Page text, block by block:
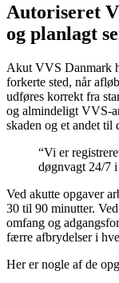
Autoriseret
og planlagt
Akut VVS Danmark
forkerte sted, når
udføres korrekt fra
og almindeligt VVS-
skaden og et andet til
“Vi er
døgnvagt 24/7
Ved akutte opgaver
30 til 90 minutter.
omfang og
færre afbrydelser i
Her er nogle af de